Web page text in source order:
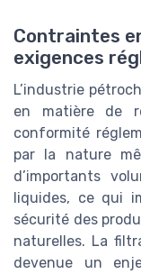
Contraintes
exigences
L’industrie
en matière de
conformité
par la nature
d’importants
liquides, ce qui
sécurité des
naturelles. La
devenue un